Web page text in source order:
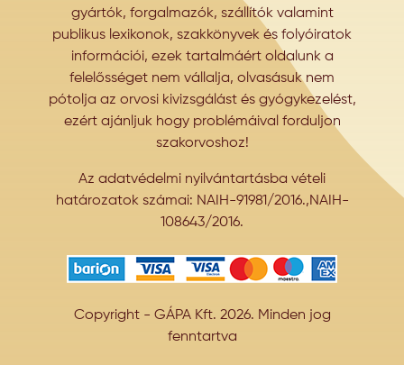
gyártók, forgalmazók, szállítók valamint
publikus lexikonok, szakkönyvek és folyóiratok
információi, ezek tartalmáért oldalunk a
felelősséget nem vállalja, olvasásuk nem
pótolja az orvosi kivizsgálást és gyógykezelést,
ezért ajánljuk hogy problémáival forduljon
szakorvoshoz!
Az adatvédelmi nyilvántartásba vételi
határozatok számai: NAIH-91981/2016.,NAIH-
108643/2016.
Copyright - GÁPA Kft. 2026. Minden jog
fenntartva